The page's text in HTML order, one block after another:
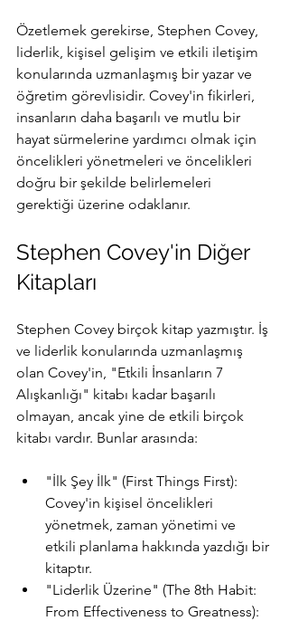
Özetlemek gerekirse, Stephen Covey,
liderlik, kişisel gelişim ve etkili iletişim
konularında uzmanlaşmış bir yazar ve
öğretim görevlisidir. Covey'in fikirleri,
insanların daha başarılı ve mutlu bir
hayat sürmelerine yardımcı olmak için
öncelikleri yönetmeleri ve öncelikleri
doğru bir şekilde belirlemeleri
gerektiği üzerine odaklanır.
Stephen Covey'in Diğer
Kitapları
Stephen Covey birçok kitap yazmıştır. İş
ve liderlik konularında uzmanlaşmış
olan Covey'in, "Etkili İnsanların 7
Alışkanlığı" kitabı kadar başarılı
olmayan, ancak yine de etkili birçok
kitabı vardır. Bunlar arasında:
"İlk Şey İlk" (First Things First):
Covey'in kişisel öncelikleri
yönetmek, zaman yönetimi ve
etkili planlama hakkında yazdığı bir
kitaptır.
"Liderlik Üzerine" (The 8th Habit:
From Effectiveness to Greatness):